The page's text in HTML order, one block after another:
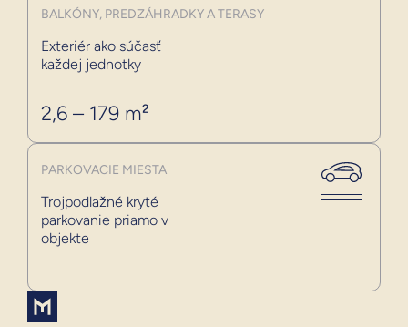
BALKÓNY, PREDZÁHRADKY A TERASY
Exteriér ako súčasť
každej jednotky
2,6 – 179 m²
PARKOVACIE MIESTA
Trojpodlažné kryté
parkovanie priamo v
objekte